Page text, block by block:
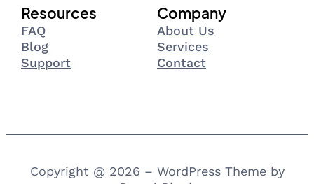
Resources
FAQ
Blog
Support
Company
About Us
Services
Contact
Copyright @ 2026 – WordPress Theme by